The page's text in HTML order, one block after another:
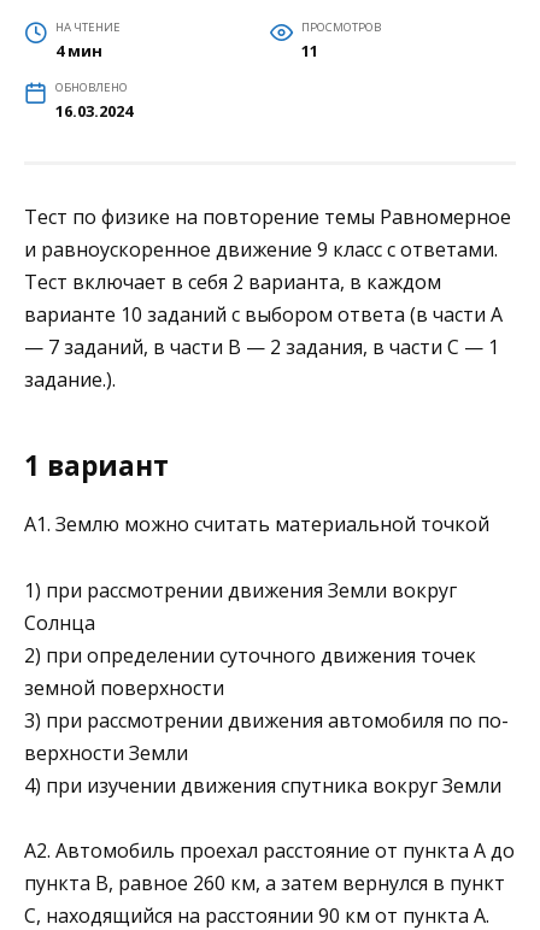
НА ЧТЕНИЕ
4 мин
ПРОСМОТРОВ
11
ОБНОВЛЕНО
16.03.2024
Тест по физике на повторение темы Равномерное
и равноускоренное движение 9 класс с ответами.
Тест включает в себя 2 варианта, в каждом
варианте 10 заданий с выбором ответа (в части А
— 7 заданий, в части В — 2 задания, в части С — 1
задание.).
1 вариант
A1. Землю можно считать материальной точкой
1) при рассмотрении движения Земли вокруг
Солнца
2) при определении суточного движения точек
зем­ной поверхности
3) при рассмотрении движения автомобиля по по­
верхности Земли
4) при изучении движения спутника вокруг Земли
А2. Автомобиль проехал расстояние от пункта А до
пункта В, равное 260 км, а затем вернулся в пункт
С, находящийся на расстоянии 90 км от пункта А.